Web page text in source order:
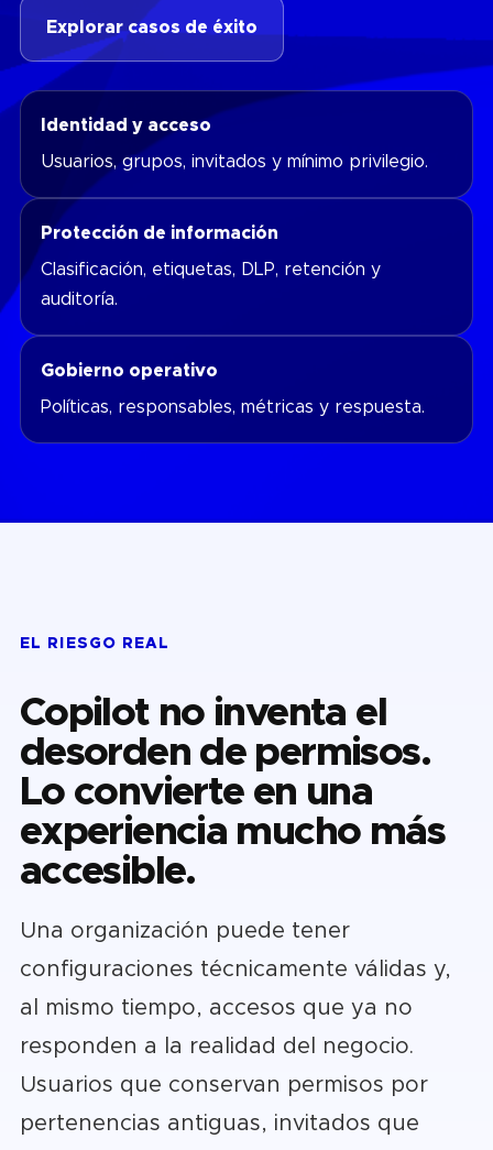
Explorar casos de éxito
Identidad y acceso
Usuarios, grupos, invitados y mínimo privilegio.
Protección de información
Clasificación, etiquetas, DLP, retención y
auditoría.
Gobierno operativo
Políticas, responsables, métricas y respuesta.
EL RIESGO REAL
Copilot no inventa el
desorden de permisos.
Lo convierte en una
experiencia mucho más
accesible.
Una organización puede tener
configuraciones técnicamente válidas y,
al mismo tiempo, accesos que ya no
responden a la realidad del negocio.
Usuarios que conservan permisos por
pertenencias antiguas, invitados que